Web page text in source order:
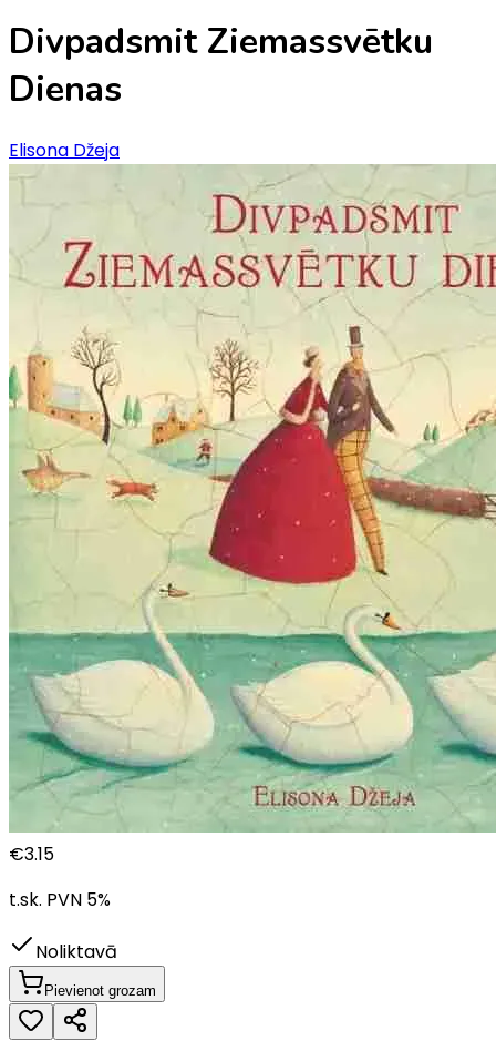
Divpadsmit Ziemassvētku
Dienas
Elisona Džeja
€3.15
t.sk. PVN 5%
Noliktavā
Pievienot grozam